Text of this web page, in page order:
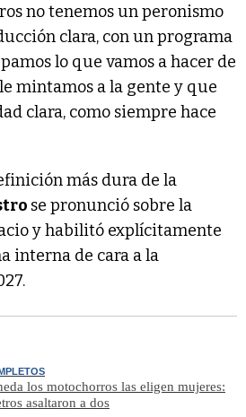
no tenemos un peronismo
clara, con un programa
lo que vamos a hacer de
mintamos a la gente y que
clara, como siempre hace
más dura de la
se pronunció sobre la
y habilitó explícitamente
interna de cara a la
los motochorros las eligen mujeres:
asaltaron a dos